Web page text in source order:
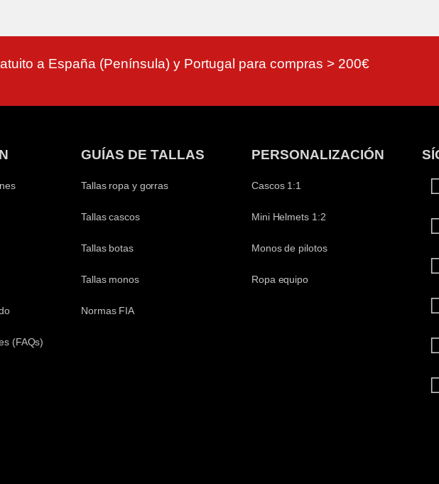
a España (Península) y Portugal para compras > 200€
(FAQs)
GUÍAS DE TALLAS
Tallas ropa y gorras
Tallas cascos
Tallas botas
Tallas monos
Normas FIA
PERSONALIZACIÓN
Cascos 1:1
Mini Helmets 1:2
Monos de pilotos
Ropa equipo